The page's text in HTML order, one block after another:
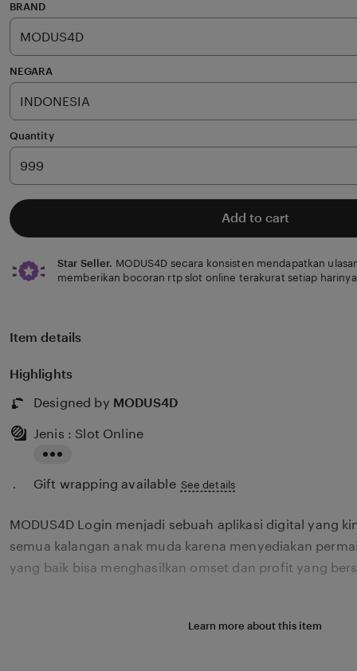
5
BRAND
NEGARA
Quantity
Add to cart
Star Seller. MODUS4D secara konsisten mendapatkan
memberikan bocoran rtp slot online terakurat setiap
Item details
Highlights
Designed by MODUS4D
the
description
Jenis : Slot Online
Gift wrapping available See details
MODUS4D Login menjadi sebuah aplikasi digital yang
semua kalangan anak muda karena menyediakan
yang baik bisa menghasilkan omset dan profit yang
Learn more about this item